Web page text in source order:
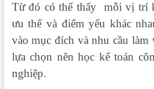
Từ đó có thể thấy mỗi vị trí
ưu thế và điểm yếu khác
vào mục đích và nhu cầu làm
lựa chọn nên học kế toán
nghiệp.